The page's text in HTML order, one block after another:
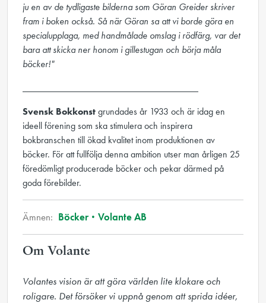
ju en av de tydligaste bilderna som Göran Greider skriver
fram i boken också. Så när Göran sa att vi borde göra en
specialupplaga, med handmålade omslag i rödfärg, var det
bara att skicka ner honom i gillestugan och börja måla
böcker!"
Svensk Bokkonstgrundades år 1933 och är idag en
ideell förening som ska stimulera och inspirera
bokbranschen till ökad kvalitet inom produktionen av
böcker. För att fullfölja denna ambition utser man årligen 25
föredömligt producerade böcker och pekar därmed på
goda förebilder.
Ämnen: Böcker Volante AB
Om Volante
Volantes vision är att göra världen lite klokare och
roligare. Det försöker vi uppnå genom att sprida idéer,